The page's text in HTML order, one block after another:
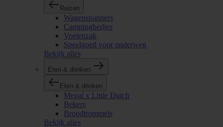
Reizen
Wagenspanners
Campingbedjes
Voetenzak
Speelgoed voor onderweg
Bekijk alles
Eten & drinken
Eten & drinken
Mepal x Little Dutch
Bekers
Broodtrommels
Bekijk alles